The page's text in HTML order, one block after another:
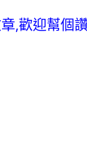
,歡迎幫個